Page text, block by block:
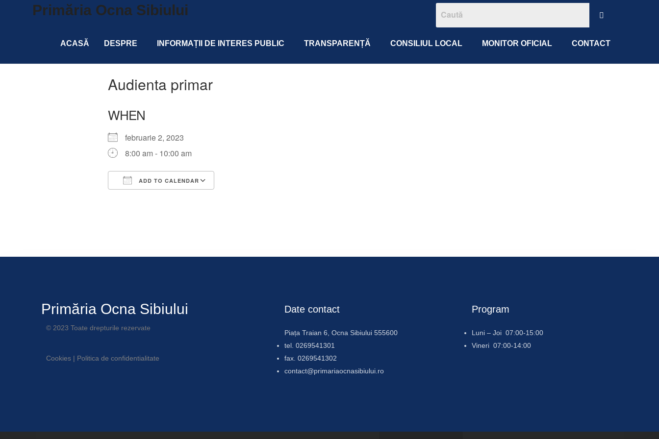
Primăria Ocna Sibiului
ACASĂ DESPRE INFORMAȚII DE INTERES PUBLIC TRANSPARENȚĂ CONSILIUL LOCAL MONITOR OFICIAL CONTACT
Audienta primar
WHEN
februarie 2, 2023
8:00 am - 10:00 am
ADD TO CALENDAR
Primăria Ocna Sibiului
© 2023 Toate drepturile rezervate
Cookies| Politica de confidentialitate
Date contact
Piața Traian 6, Ocna Sibiului 555600
tel. 0269541301
fax. 0269541302
contact@primariaocnasibiului.ro
Program
Luni – Joi 07:00-15:00
Vineri 07:00-14:00